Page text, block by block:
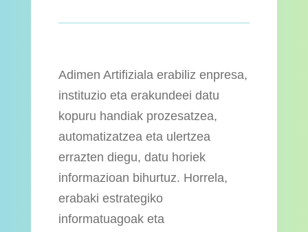
Adimen Artifiziala erabiliz enpresa,
instituzio eta erakundeei datu
kopuru handiak prozesatzea,
automatizatzea eta ulertzea
errazten diegu, datu horiek
informazioan bihurtuz. Horrela,
erabaki estrategiko
informatuagoak eta